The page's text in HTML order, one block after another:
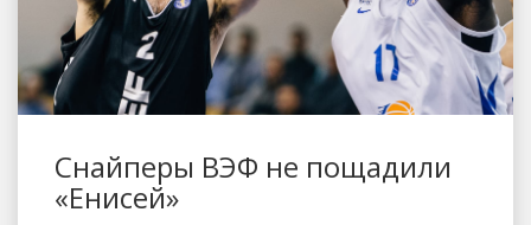
Снайперы ВЭФ не пощадили
«Енисей»